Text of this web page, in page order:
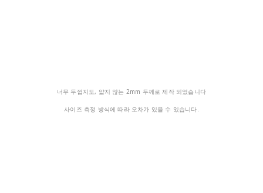
너무 두껍지도, 얇지 않는 2mm 두께로 제작 되었습니다
사이즈 측정 방식에 따라 오차가 있을 수 있습니다.